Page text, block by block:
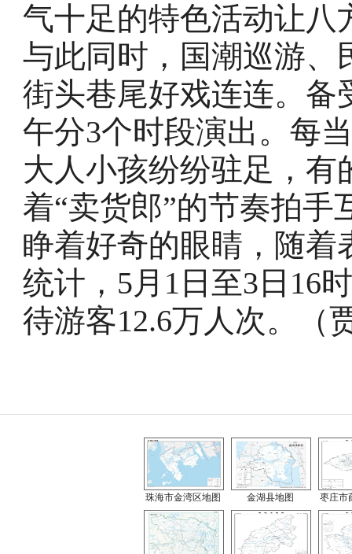
气十足的特色活动让八
与此同时，国潮巡游、
街头巷尾好戏连连。备
午分3个时段演出。每
大人小孩纷纷驻足，
着“卖货郎”的节奏拍
睁着好奇的眼睛，随着
统计，5月1日至3日16
待游客12.6万人次。（
珠海市金湾区地图 金湖县地图 枣庄市